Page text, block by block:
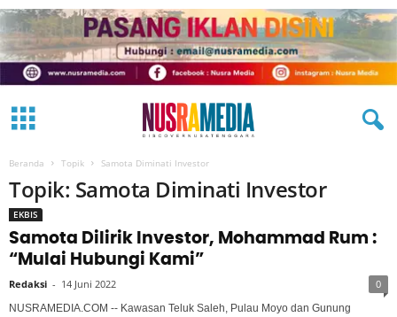
Beranda Topik Samota Diminati Investor
Topik: Samota Diminati Investor
EKBIS
Samota Dilirik Investor, Mohammad Rum :
“Mulai Hubungi Kami”
Redaksi - 14 Juni 2022 0
NUSRAMEDIA.COM -- Kawasan Teluk Saleh, Pulau Moyo dan Gunung